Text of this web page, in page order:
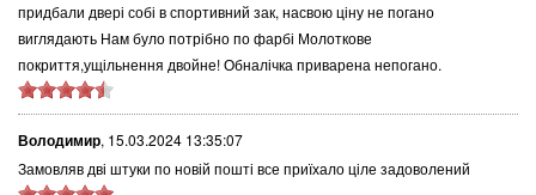
придбали двері собі в спортивний зак, насвою ціну не погано
виглядають Нам було потрібно по фарбі Молоткове
покриття,ущільнення двойне! Обналічка приварена непогано.
Володимир, 15.03.2024 13:35:07
Замовляв дві штуки по новій пошті все приїхало ціле задоволений